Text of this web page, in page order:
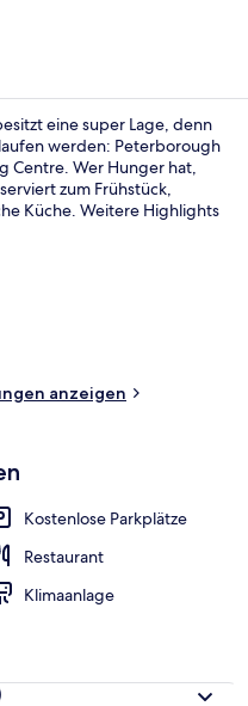
eine super Lage, denn
werden: Peterborough
Centre. Wer Hunger hat,
zum Frühstück,
Küche. Weitere Highlights
zu berichten.
anzeigen
Kostenlose Parkplätze
Restaurant
Klimaanlage